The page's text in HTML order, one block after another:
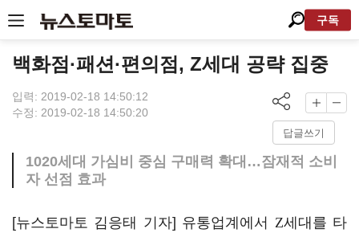
구독
백화점·패션·편의점, Z세대 공략 집중
입력: 2019-02-18 14:50:12
수정: 2019-02-18 14:50:20
답글쓰기
1020세대 가심비 중심 구매력 확대…잠재적 소비
자 선점 효과
[뉴스토마토 김응태 기자] 유통업계에서 Z세대를 타